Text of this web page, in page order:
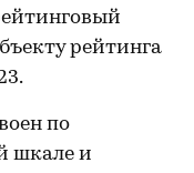
рейтинга
по
шкале и